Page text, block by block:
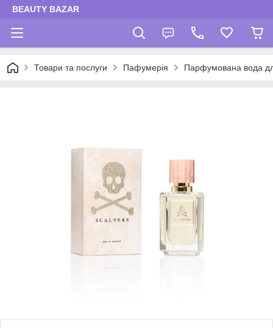
BEAUTY BAZAR
Товари та послуги Пафумерія Парфумована вода